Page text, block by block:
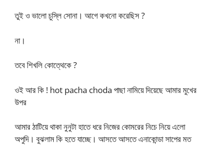
তুই ও ভালো চুস্লি সোনা। আগে কখনো করেছিস ?
না।
তবে শিখলি কোত্থেকে ?
ওই আর কি ! hot pacha choda পাছা নামিয়ে দিয়েছে আমার মুখের
উপর
আমার ঠাটিয়ে থাকা নুনুটা হাতে ধরে নিজের কোমরের নিচে নিয়ে এলো
অপুদি। বুঝলাম কি হতে যাচ্ছে। আসতে আসতে এনাকোন্ডা সাপের মত